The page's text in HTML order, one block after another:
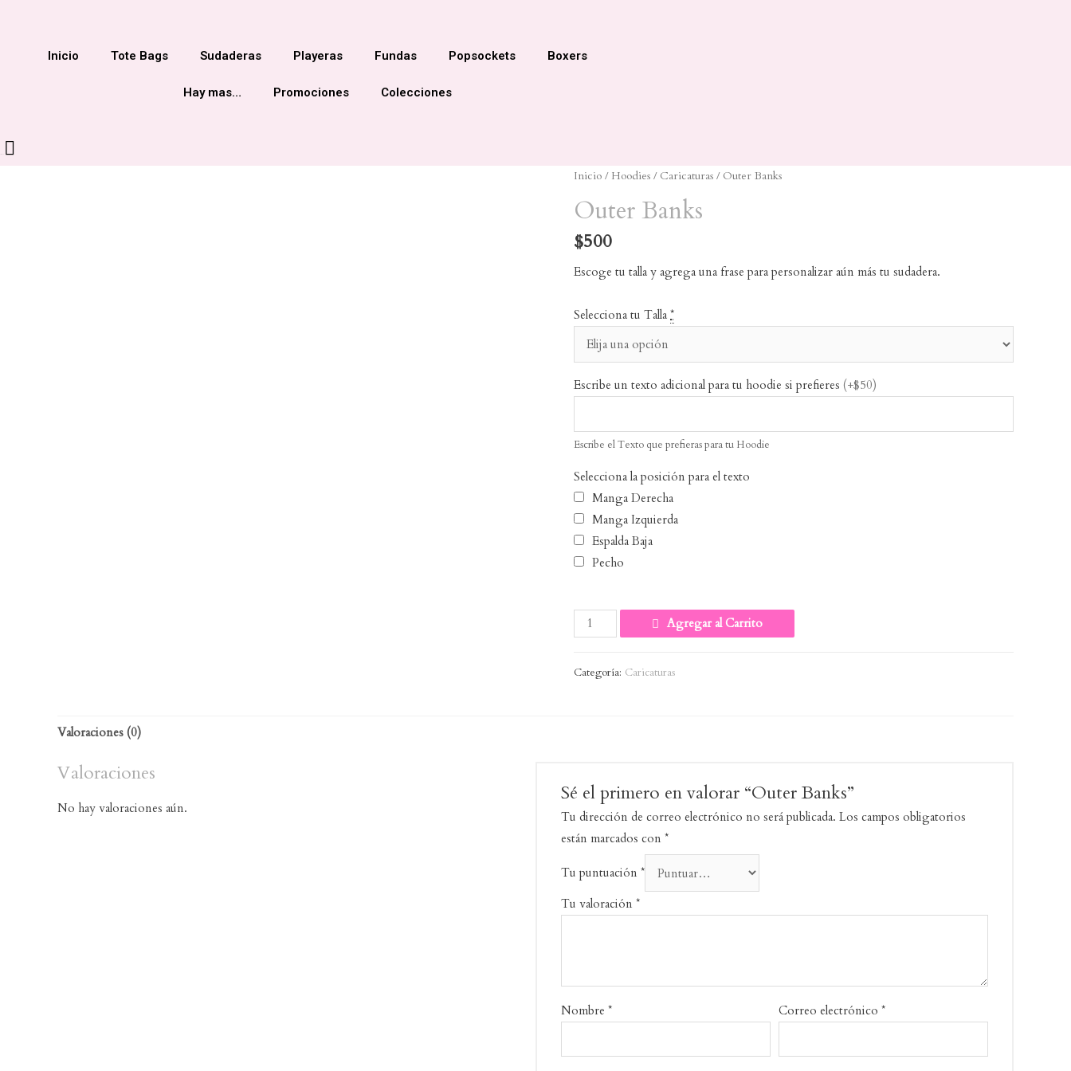
Inicio Tote Bags Sudaderas Playeras Fundas Popsockets Boxers
Hay mas… Promociones Colecciones
Inicio / Hoodies / Caricaturas / Outer Banks
Outer Banks
$500
Escoge tu talla y agrega una frase para personalizar aún más tu sudadera.
Selecciona tu Talla *
Escribe un texto adicional para tu hoodie si prefieres (+$50)
Escribe el Texto que prefieras para tu Hoodie
Selecciona la posición para el texto
Manga Derecha
Manga Izquierda
Espalda Baja
Pecho
Outer
Banks
Agregar al Carrito
Categoría: Caricaturas
Valoraciones (0)
Valoraciones
No hay valoraciones aún.
Sé el primero en valorar “Outer Banks”
Tu dirección de correo electrónico no será publicada. Los campos obligatorios
están marcados con *
Tu puntuación *
Tu valoración *
Nombre * Correo electrónico*